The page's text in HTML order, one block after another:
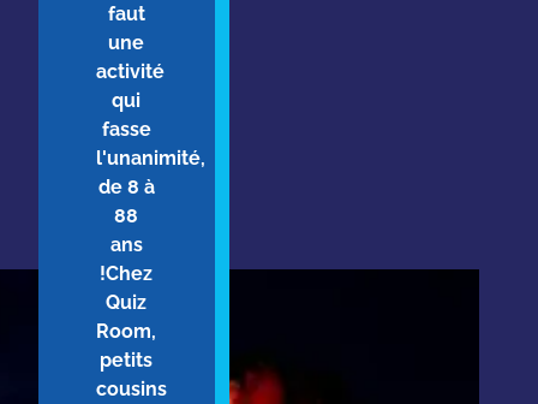
faut
une
activité
qui
fasse
l'unanimité,
de 8 à
88
ans
!Chez
Quiz
Room,
petits
cousins